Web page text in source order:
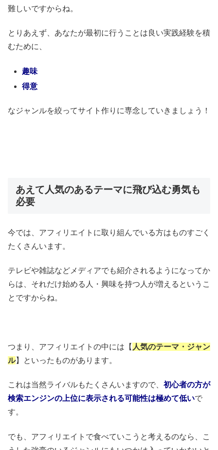
難しいですからね。
とりあえず、あなたが最初に行うことは良い実践経験を積
むために、
趣味
得意
なジャンルを絞ってサイト作りに専念していきましょう！
あえて人気のあるテーマに飛び込む勇気も
必要
今では、アフィリエイトに取り組んでいる方はものすごく
たくさんいます。
テレビや雑誌などメディアでも紹介されるようになってか
らは、それだけ始める人・興味を持つ人が増えるというこ
とですからね。
つまり、アフィリエイトの中には【 人気のテーマ・ジャン
ル】といったものがあります。
これは当然ライバルもたくさんいますので、 初心者の方が
検索エンジンの上位に表示される可能性は極めて低いで
す。
でも、アフィリエイトで食べていこうと考えるのなら、こ